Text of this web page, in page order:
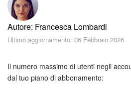
Piani e pagamento
Sicurezza in Bitrix24
CoPilot: IA in Bitrix24
Autore: Francesca Lombardi
Ultimo aggiornamento: 06 Febbraio 2026
Il numero massimo di utenti negli
dal tuo piano di abbonamento: